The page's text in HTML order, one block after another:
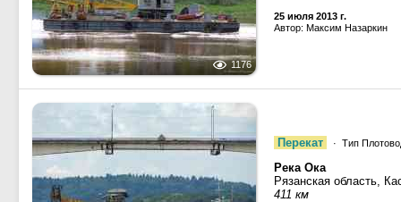
1176
25 июля 2013 г.
Автор: Максим Назаркин
Перекат · Тип
Река Ока
Рязанская область,
411 км